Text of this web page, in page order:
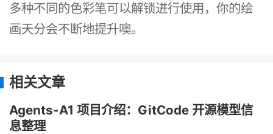
多种不同的色彩笔可以解锁进行使用，你的绘
画天分会不断地提升噢。
相关文章
Agents-A1 项目介绍：GitCode 开源模型信
息整理